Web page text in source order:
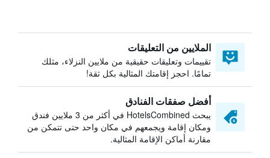
الملايين من التعليقات
تقييمات وتعليقات حقيقية من ملايين النزلاء، مثلك
تمامًا. احجز إقامتك المثالية بكل ثقة!
أفضل صفقات الفنادق
يبحث HotelsCombined في أكثر من 3 ملايين فندق
ومكان إقامة ويجمعهم في مكان واحد حتى تتمكن من
مقارنة أماكن الإقامة المثالية.